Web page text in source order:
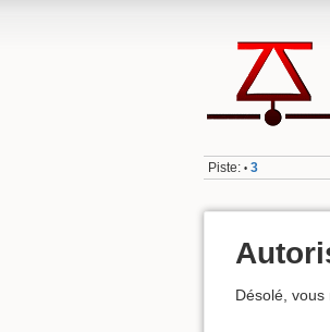
Piste: • 3
Désolé,